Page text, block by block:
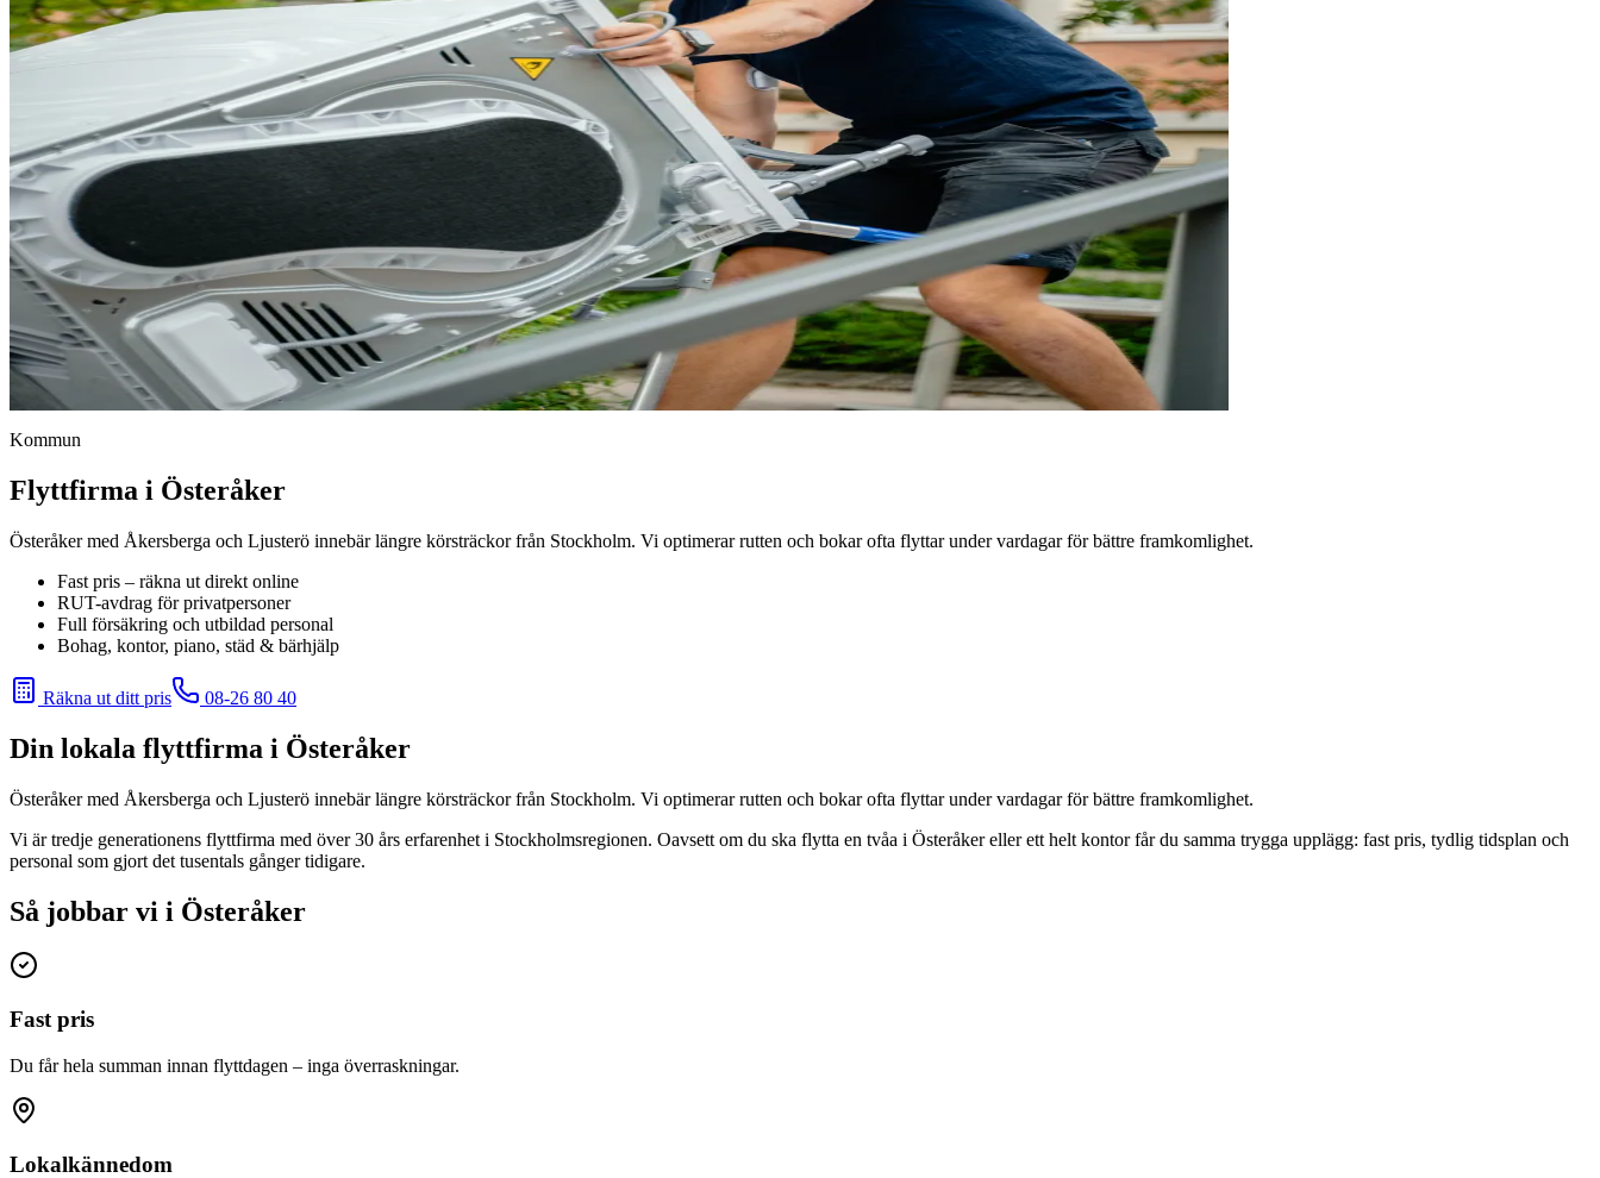
Kommun
Flyttfirma i Österåker
Österåker med Åkersberga och Ljusterö innebär längre körsträckor från Stockholm. Vi optimerar rutten och bokar ofta flyttar under vardagar för bättre framkomlighet.
Fast pris – räkna ut direkt online
RUT-avdrag för privatpersoner
Full försäkring och utbildad personal
Bohag, kontor, piano, städ & bärhjälp
Räkna ut ditt pris 08-26 80 40
Din lokala flyttfirma i Österåker
Österåker med Åkersberga och Ljusterö innebär längre körsträckor från Stockholm. Vi optimerar rutten och bokar ofta flyttar under vardagar för bättre framkomlighet.
Vi är tredje generationens flyttfirma med över 30 års erfarenhet i Stockholmsregionen. Oavsett om du ska flytta en tvåa i Österåkereller ett helt kontor får du samma trygga upplägg: fast pris, tydlig tidsplan och
personal som gjort det tusentals gånger tidigare.
Så jobbar vi i Österåker
Fast pris
Du får hela summan innan flyttdagen – inga överraskningar.
Lokalkännedom